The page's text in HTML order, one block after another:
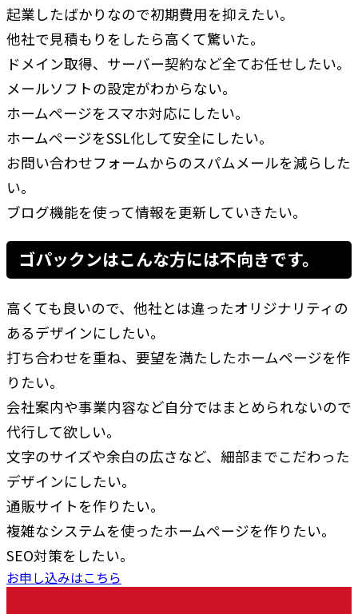
起業したばかりなので初期費用を抑えたい。
他社で見積もりをしたら高くて驚いた。
ドメイン取得、サーバー契約など全てお任せしたい。
メールソフトの設定がわからない。
ホームページをスマホ対応にしたい。
ホームページをSSL化して安全にしたい。
お問い合わせフォームからのスパムメールを減らした
い。
ブログ機能を使って情報を更新していきたい。
ゴパックンはこんな方には不向きです。
高くても良いので、他社とは違ったオリジナリティの
あるデザインにしたい。
打ち合わせを重ね、要望を満たしたホームページを作
りたい。
会社案内や事業内容など自分ではまとめられないので
代行して欲しい。
文字のサイズや余白の広さなど、細部までこだわった
デザインにしたい。
通販サイトを作りたい。
複雑なシステムを使ったホームページを作りたい。
SEO対策をしたい。
お申し込みはこちら